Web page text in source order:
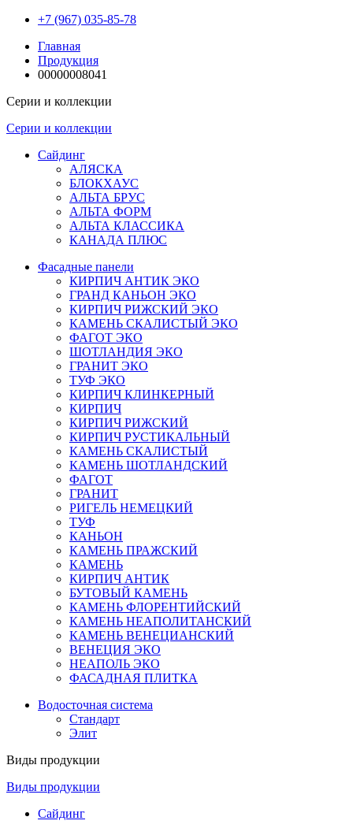
+7 (967) 035-85-78
Главная
Продукция
00000008041
Серии и коллекции
Серии и коллекции
Сайдинг
АЛЯСКА
БЛОКХАУС
АЛЬТА БРУС
АЛЬТА ФОРМ
АЛЬТА КЛАССИКА
КАНАДА ПЛЮС
Фасадные панели
КИРПИЧ АНТИК ЭКО
ГРАНД КАНЬОН ЭКО
КИРПИЧ РИЖСКИЙ ЭКО
КАМЕНЬ СКАЛИСТЫЙ ЭКО
ФАГОТ ЭКО
ШОТЛАНДИЯ ЭКО
ГРАНИТ ЭКО
ТУФ ЭКО
КИРПИЧ КЛИНКЕРНЫЙ
КИРПИЧ
КИРПИЧ РИЖСКИЙ
КИРПИЧ РУСТИКАЛЬНЫЙ
КАМЕНЬ СКАЛИСТЫЙ
КАМЕНЬ ШОТЛАНДСКИЙ
ФАГОТ
ГРАНИТ
РИГЕЛЬ НЕМЕЦКИЙ
ТУФ
КАНЬОН
КАМЕНЬ ПРАЖСКИЙ
КАМЕНЬ
КИРПИЧ АНТИК
БУТОВЫЙ КАМЕНЬ
КАМЕНЬ ФЛОРЕНТИЙСКИЙ
КАМЕНЬ НЕАПОЛИТАНСКИЙ
КАМЕНЬ ВЕНЕЦИАНСКИЙ
ВЕНЕЦИЯ ЭКО
НЕАПОЛЬ ЭКО
ФАСАДНАЯ ПЛИТКА
Водосточная система
Стандарт
Элит
Виды продукции
Виды продукции
Сайдинг